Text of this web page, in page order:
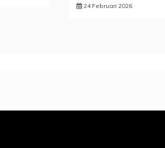
24 Februari 2026